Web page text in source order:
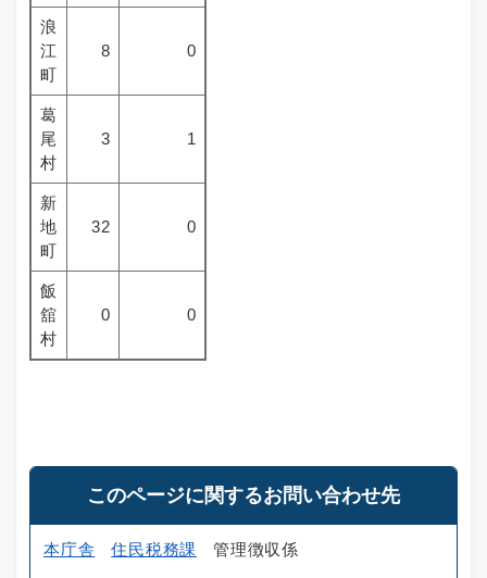
浪
江
町
8 0
葛
尾
村
3 1
新
地
町
32 0
飯
舘
村
0 0
このページに関するお問い合わせ先
本庁舎 住民税務課 管理徴収係